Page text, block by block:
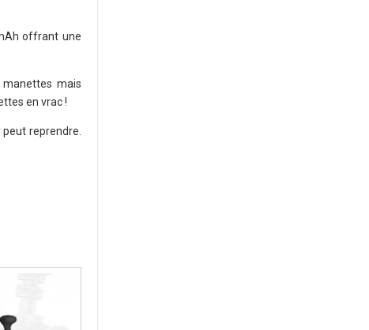
offrant une
mais
en vrac !
reprendre.